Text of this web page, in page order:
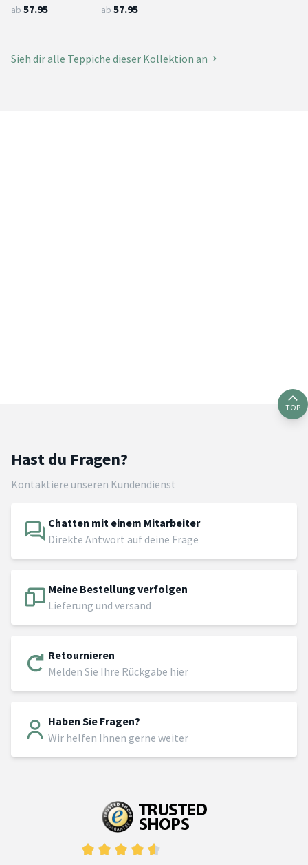
ab 57.95 ab 57.95
Sieh dir alle Teppiche dieser Kollektion an
TOP
Hast du Fragen?
Kontaktiere unseren Kundendienst
Chatten mit einem Mitarbeiter
Direkte Antwort auf deine Frage
Meine Bestellung verfolgen
Lieferung und versand
Retournieren
Melden Sie Ihre Rückgabe hier
Haben Sie Fragen?
Wir helfen Ihnen gerne weiter